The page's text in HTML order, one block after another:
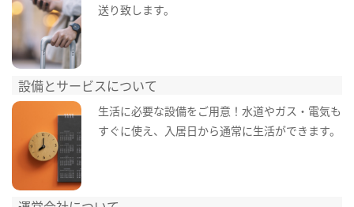
送り致します。
設備とサービスについて
生活に必要な設備をご用意！水道やガス・電気も
すぐに使え、入居日から通常に生活ができます。